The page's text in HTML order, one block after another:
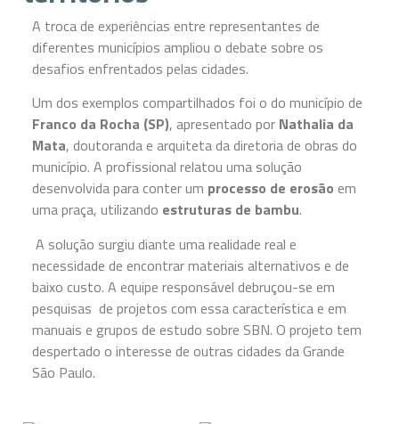
A troca de experiências entre representantes de
diferentes municípios ampliou o debate sobre os
desafios enfrentados pelas cidades.
Um dos exemplos compartilhados foi o do município de
Franco da Rocha (SP), apresentado por Nathalia da
Mata, doutoranda e arquiteta da diretoria de obras do
município. A profissional relatou uma solução
desenvolvida para conter um processo de erosão em
uma praça, utilizando estruturas de bambu.
A solução surgiu diante uma realidade real e
necessidade de encontrar materiais alternativos e de
baixo custo. A equipe responsável debruçou-se em
pesquisas de projetos com essa característica e em
manuais e grupos de estudo sobre SBN. O projeto tem
despertado o interesse de outras cidades da Grande
São Paulo.